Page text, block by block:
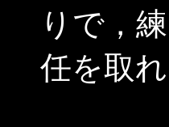
りで，
任を取れ